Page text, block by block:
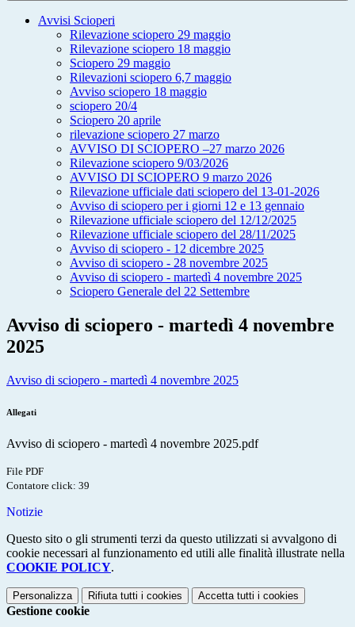
Avvisi Scioperi
Rilevazione sciopero 29 maggio
Rilevazione sciopero 18 maggio
Sciopero 29 maggio
Rilevazioni sciopero 6,7 maggio
Avviso sciopero 18 maggio
sciopero 20/4
Sciopero 20 aprile
rilevazione sciopero 27 marzo
AVVISO DI SCIOPERO –27 marzo 2026
Rilevazione sciopero 9/03/2026
AVVISO DI SCIOPERO 9 marzo 2026
Rilevazione ufficiale dati sciopero del 13-01-2026
Avviso di sciopero per i giorni 12 e 13 gennaio
Rilevazione ufficiale sciopero del 12/12/2025
Rilevazione ufficiale sciopero del 28/11/2025
Avviso di sciopero - 12 dicembre 2025
Avviso di sciopero - 28 novembre 2025
Avviso di sciopero - martedì 4 novembre 2025
Sciopero Generale del 22 Settembre
Avviso di sciopero - martedì 4 novembre
2025
Avviso di sciopero - martedì 4 novembre 2025
Allegati
Avviso di sciopero - martedì 4 novembre 2025.pdf
File PDF
Contatore click: 39
Notizie
Questo sito o gli strumenti terzi da questo utilizzati si avvalgono di
cookie necessari al funzionamento ed utili alle finalità illustrate nella
COOKIE POLICY.
Personalizza Rifiuta tutti i cookies Accetta tutti i cookies
Gestione cookie